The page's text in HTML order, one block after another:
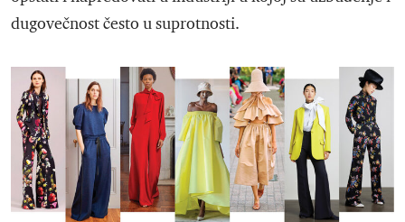
dugovečnost često u suprotnosti.